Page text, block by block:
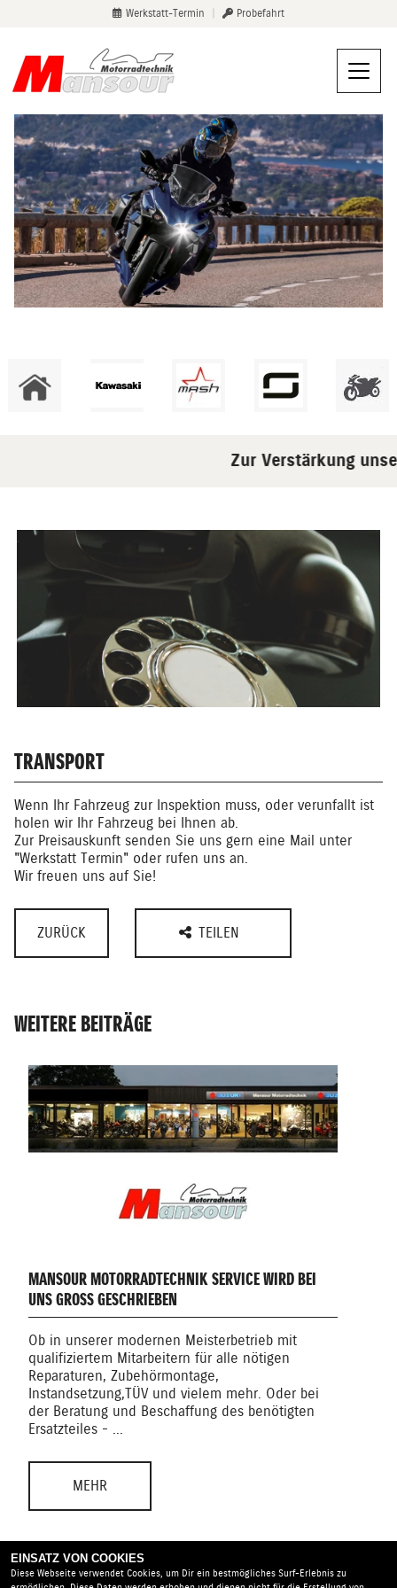
Werkstatt-Termin Probefahrt
Zur Verstärkung
TRANSPORT
Wenn Ihr Fahrzeug zur Inspektion muss, oder verunfallt ist
holen wir Ihr Fahrzeug bei Ihnen ab.
Zur Preisauskunft senden Sie uns gern eine Mail unter
"Werkstatt Termin" oder rufen uns an.
Wir freuen uns auf Sie!
ZURÜCK TEILEN
WEITERE BEITRÄGE
MANSOUR MOTORRADTECHNIK SERVICE WIRD BEI
UNS GROSS GESCHRIEBEN
Ob in unserer modernen Meisterbetrieb mit
qualifiziertem Mitarbeitern für alle nötigen
Reparaturen, Zubehörmontage,
Instandsetzung, TÜV und vielem mehr. Oder bei
der Beratung und Beschaffung des benötigten
Ersatzteiles - ...
MEHR
EINSATZ VON COOKIES
Diese Webseite verwendet Cookies, um Dir ein bestmögliches Surf-Erlebnis zu